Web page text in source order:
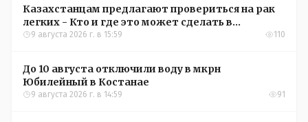
Казахстанцам предлагают провериться на рак
легких - Кто и где это может сделать в
Костанайской области
9 августа 2026 г. в 15:59 110
До 10 августа отключили воду в мкрн
Юбилейный в Костанае
9 августа 2026 г. в 14:59 91